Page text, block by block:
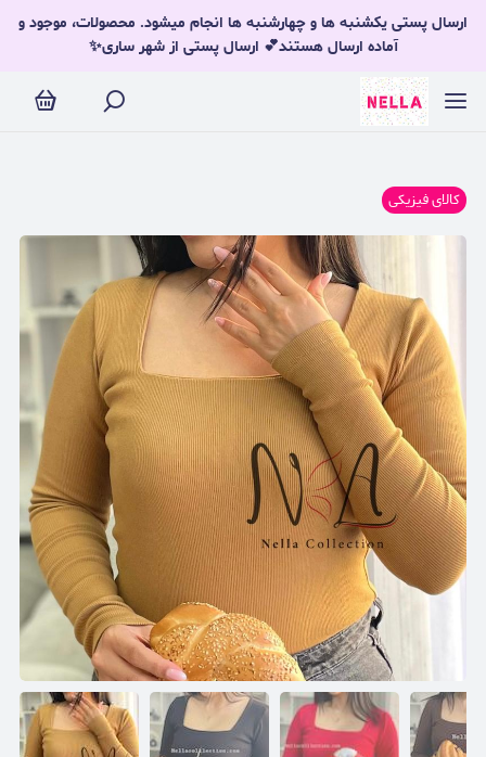
ارسال پستی یکشنبه ها و چهارشنبه ها انجام میشود. محصولات، موجود و
آماده ارسال هستند💕 ارسال پستی از شهر ساری✨
کالای فیزیکی